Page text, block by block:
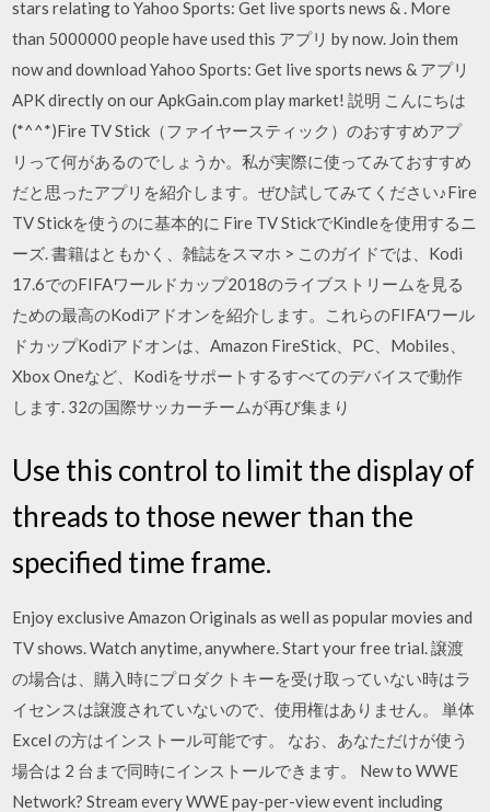
stars relating to Yahoo Sports: Get live sports news & . More
than 5000000 people have used this アプリ by now. Join them
now and download Yahoo Sports: Get live sports news & アプリ
APK directly on our ApkGain.com play market! 説明 こんにちは
(*^^*)Fire TV Stick（ファイヤースティック）のおすすめアプ
リって何があるのでしょうか。私が実際に使ってみておすすめ
だと思ったアプリを紹介します。ぜひ試してみてください♪Fire
TV Stickを使うのに基本的に Fire TV StickでKindleを使用するニ
ーズ. 書籍はともかく、雑誌をスマホ > このガイドでは、Kodi
17.6でのFIFAワールドカップ2018のライブストリームを見る
ための最高のKodiアドオンを紹介します。これらのFIFAワール
ドカップKodiアドオンは、Amazon FireStick、PC、Mobiles、
Xbox Oneなど、Kodiをサポートするすべてのデバイスで動作
します. 32の国際サッカーチームが再び集まり
Use this control to limit the display of
threads to those newer than the
specified time frame.
Enjoy exclusive Amazon Originals as well as popular movies and
TV shows. Watch anytime, anywhere. Start your free trial. 譲渡
の場合は、購入時にプロダクトキーを受け取っていない時はラ
イセンスは譲渡されていないので、使用権はありません。 単体
Excel の方はインストール可能です。 なお、あなただけが使う
場合は 2 台まで同時にインストールできます。 New to WWE
Network? Stream every WWE pay-per-view event including